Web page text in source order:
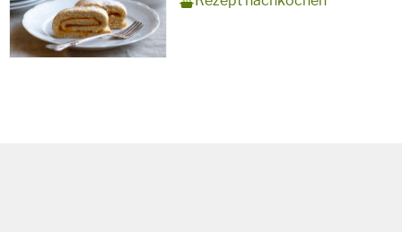
Backzeit
für
Schlagworte
Süßspeise,vegetarisch